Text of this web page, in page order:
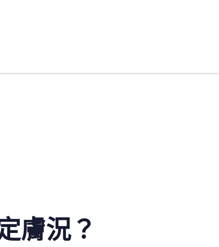
膚況？